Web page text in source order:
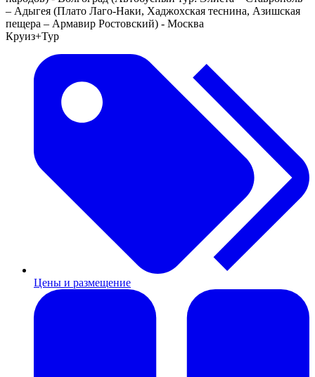
– Адыгея (Плато Лаго-Наки, Хаджохская теснина, Азишская
пещера – Армавир Ростовский) - Москва
Круиз+Тур
Цены и размещение